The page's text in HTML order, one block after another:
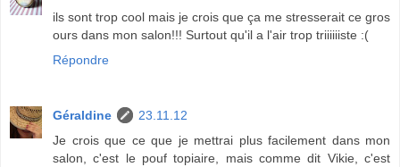
ils sont trop cool mais je crois que ça me stresserait ce gros
ours dans mon salon!!! Surtout qu'il a l'air trop triiiiiiste :(
Répondre
Géraldine
23.11.12
Je crois que ce que je mettrai plus facilement dans mon
salon, c'est le pouf topiaire, mais comme dit Vikie, c'est